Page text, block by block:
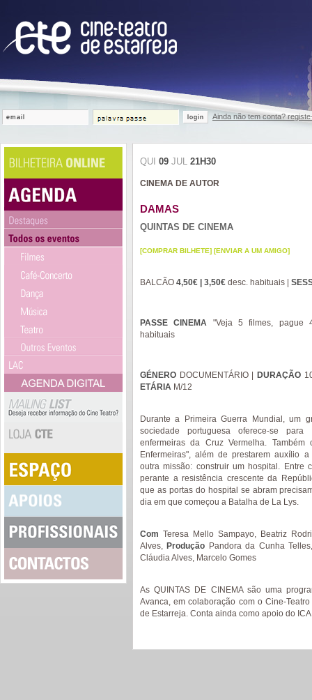
login Ainda não tem conta?
QUI 09 JUL 21H30
CINEMA DE AUTOR
DAMAS
QUINTAS DE CINEMA
[COMPRAR BILHETE] [ENVIAR A UM AMIGO]
BALCÃO 4,50€ | 3,50€ desc. habituais |
PASSE CINEMA "Veja 5 filmes, pague
habituais
GÉNERO DOCUMENTÁRIO | DURAÇÃO
ETÁRIA M/12
Durante a Primeira Guerra Mundial, um
sociedade portuguesa oferece-se
enfermeiras da Cruz Vermelha. Também
Enfermeiras", além de prestarem auxílio
outra missão: construir um hospital. Entre
perante a resistência crescente da
que as portas do hospital se abram
dia em que começou a Batalha de La Lys.
Com Teresa Mello Sampayo, Beatriz
Alves, Produção Pandora da Cunha
Cláudia Alves, Marcelo Gomes
As QUINTAS DE CINEMA são uma
Avanca, em colaboração com o Cine-
de Estarreja. Conta ainda como apoio do